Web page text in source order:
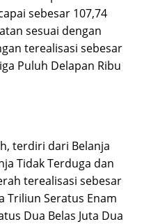
sebesar 107,74
sesuai dengan
terealisasi sebesar
Puluh Delapan Ribu
terdiri dari Belanja
Tidak Terduga dan
terealisasi sebesar
Triliun Seratus Enam
Dua Belas Juta Dua